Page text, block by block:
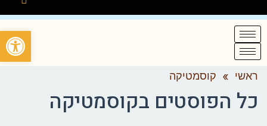
ראשי » קוסמטיקה
כל הפוסטים בקוסמטיקה